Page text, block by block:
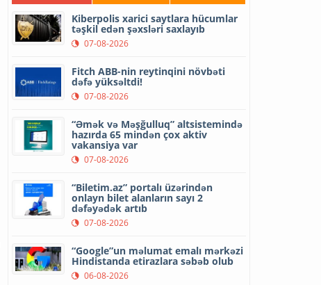
Kiberpolis xarici saytlara hücumlar
təşkil edən şəxsləri saxlayıb
07-08-2026
Fitch ABB-nin reytinqini növbəti
dəfə yüksəltdi!
07-08-2026
“Əmək və Məşğulluq” altsistemində
hazırda 65 mindən çox aktiv
vakansiya var
07-08-2026
“Biletim.az” portalı üzərindən
onlayn bilet alanların sayı 2
dəfəyədək artıb
07-08-2026
“Google”un məlumat emalı mərkəzi
Hindistanda etirazlara səbəb olub
06-08-2026